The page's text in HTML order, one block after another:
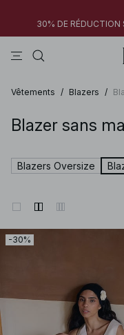
30% DE
Vêtements / Blazers /
Blazer sans
Blazers Oversize
-30%